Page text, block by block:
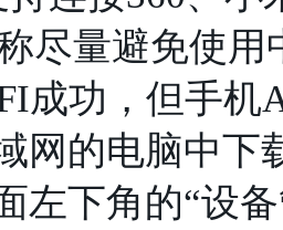
尽量避免使用
成功，但手机
网的电脑中下
左下角的“设